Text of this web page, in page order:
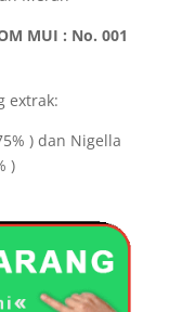
MUI : No. 001
extrak:
) dan Nigella
)